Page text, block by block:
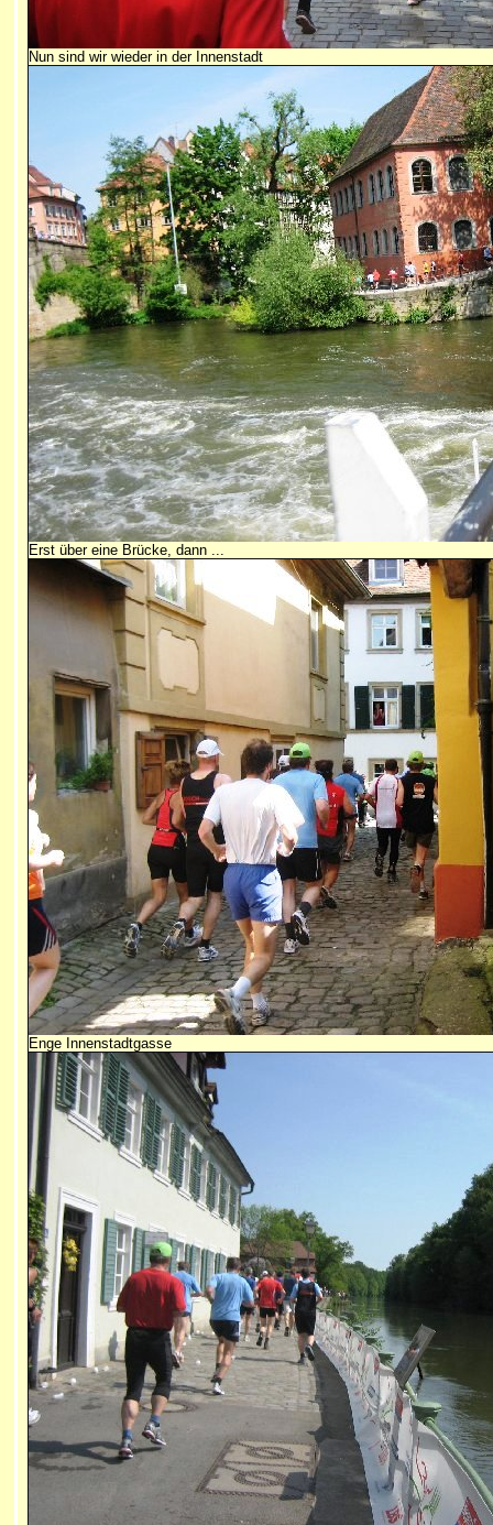
Nun sind wir wieder in der Innenstadt
Erst über eine Brücke, dann ...
Enge Innenstadtgasse